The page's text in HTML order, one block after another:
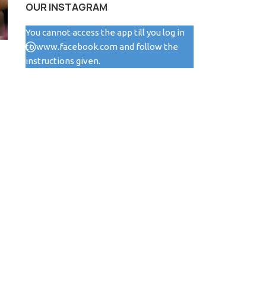
OUR INSTAGRAM
You cannot access the app till you log in
to www.facebook.com and follow the
instructions given.